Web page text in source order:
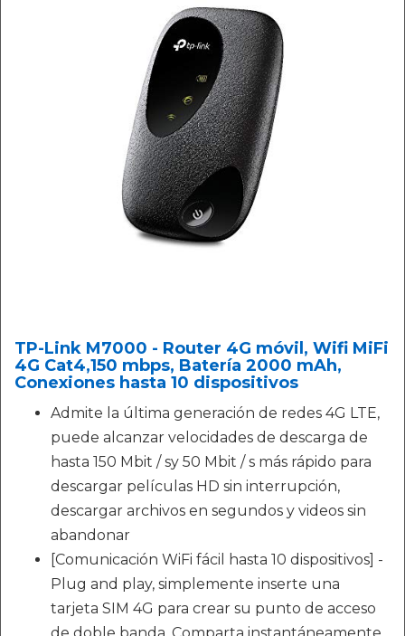
TP-Link M7000 - Router 4G móvil, Wifi MiFi
4G Cat4,150 mbps, Batería 2000 mAh,
Conexiones hasta 10 dispositivos
Admite la última generación de redes 4G LTE,
puede alcanzar velocidades de descarga de
hasta 150 Mbit / sy 50 Mbit / s más rápido para
descargar películas HD sin interrupción,
descargar archivos en segundos y videos sin
abandonar
[Comunicación WiFi fácil hasta 10 dispositivos] -
Plug and play, simplemente inserte una
tarjeta SIM 4G para crear su punto de acceso